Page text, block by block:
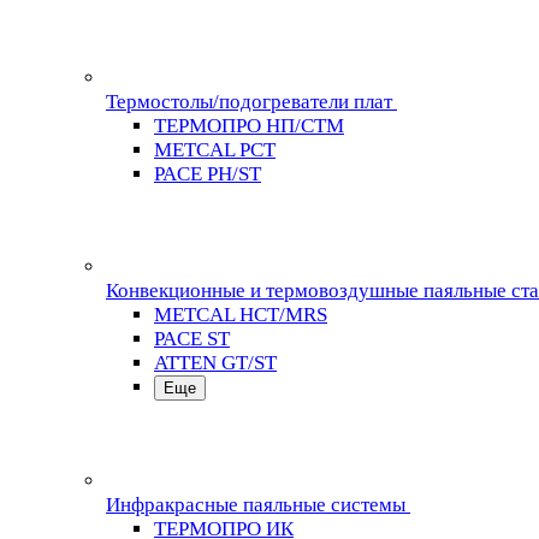
Термостолы/подогреватели плат
ТЕРМОПРО НП/СТМ
METCAL PCT
PACE PH/ST
Конвекционные и термовоздушные паяльные
METCAL HCT/MRS
PACE ST
ATTEN GT/ST
Еще
Инфракрасные паяльные системы
ТЕРМОПРО ИК